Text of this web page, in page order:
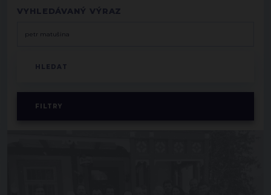
VYHLEDÁVANÝ VÝRAZ
FILTRY